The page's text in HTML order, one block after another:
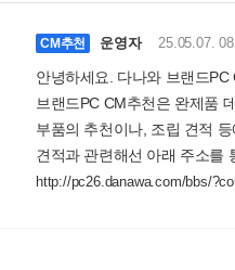
CM추천 운영자 25.05.07.
안녕하세요. 다나와 브랜드PC
브랜드PC CM추천은 완제품
부품의 추천이나, 조립 견적
견적과 관련해선 아래 주소를
http://pc26.danawa.com/bbs/